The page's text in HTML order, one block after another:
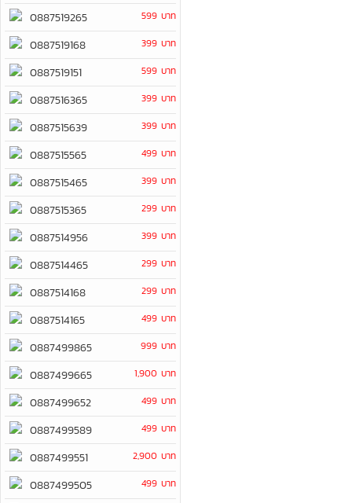
0887519265 599 บาท
0887519168 399 บาท
0887519151 599 บาท
0887516365 399 บาท
0887515639 399 บาท
0887515565 499 บาท
0887515465 399 บาท
0887515365 299 บาท
0887514956 399 บาท
0887514465 299 บาท
0887514168 299 บาท
0887514165 499 บาท
0887499865 999 บาท
0887499665 1,900 บาท
0887499652 499 บาท
0887499589 499 บาท
0887499551 2,900 บาท
0887499505 499 บาท